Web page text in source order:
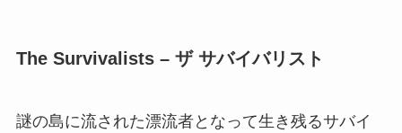
The Survivalists – ザ サバイバリスト
謎の島に流された漂流者となって生き残るサバイ